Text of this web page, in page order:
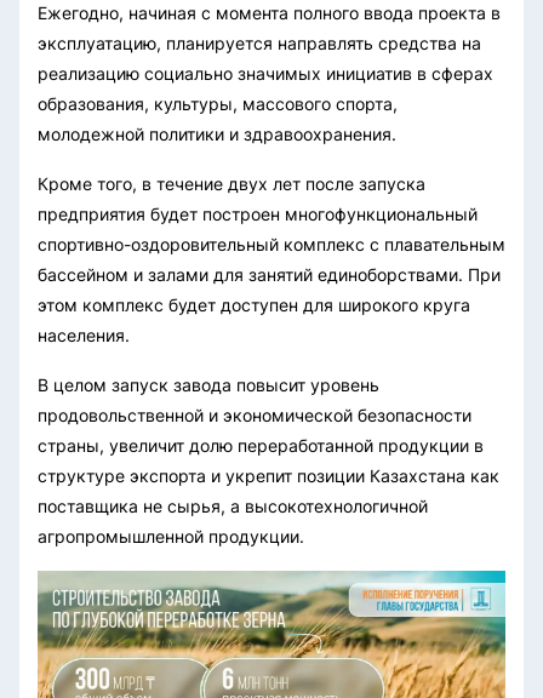
Ежегодно, начиная с момента полного ввода проекта в
эксплуатацию, планируется направлять средства на
реализацию социально значимых инициатив в сферах
образования, культуры, массового спорта,
молодежной политики и здравоохранения.
Кроме того, в течение двух лет после запуска
предприятия будет построен многофункциональный
спортивно-оздоровительный комплекс с плавательным
бассейном и залами для занятий единоборствами. При
этом комплекс будет доступен для широкого круга
населения.
В целом запуск завода повысит уровень
продовольственной и экономической безопасности
страны, увеличит долю переработанной продукции в
структуре экспорта и укрепит позиции Казахстана как
поставщика не сырья, а высокотехнологичной
агропромышленной продукции.